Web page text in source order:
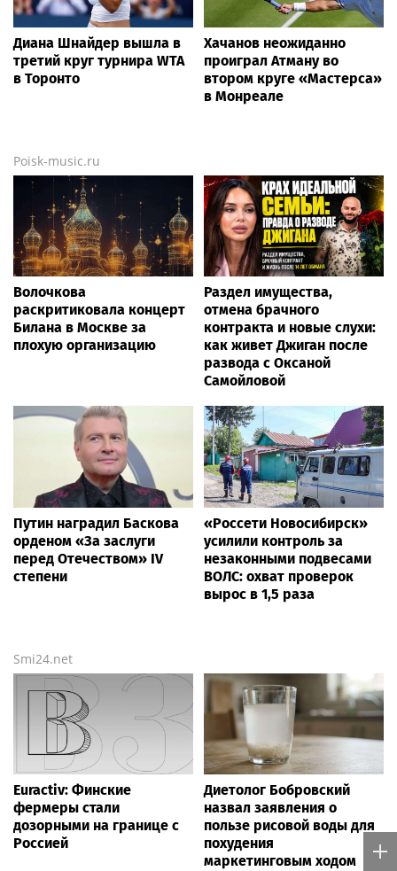
Диана Шнайдер вышла в
третий круг турнира WTA
в Торонто
Хачанов неожиданно
проиграл Атману во
втором круге «Мастерса»
в Монреале
Poisk-music.ru
Волочкова
раскритиковала концерт
Билана в Москве за
плохую организацию
Раздел имущества,
отмена брачного
контракта и новые слухи:
как живет Джиган после
развода с Оксаной
Самойловой
Путин наградил Баскова
орденом «За заслуги
перед Отечеством» IV
степени
«Россети Новосибирск»
усилили контроль за
незаконными подвесами
ВОЛС: охват проверок
вырос в 1,5 раза
Smi24.net
Euractiv: Финские
фермеры стали
дозорными на границе с
Россией
Диетолог Бобровский
назвал заявления о
пользе рисовой воды для
похудения
маркетинговым ходом